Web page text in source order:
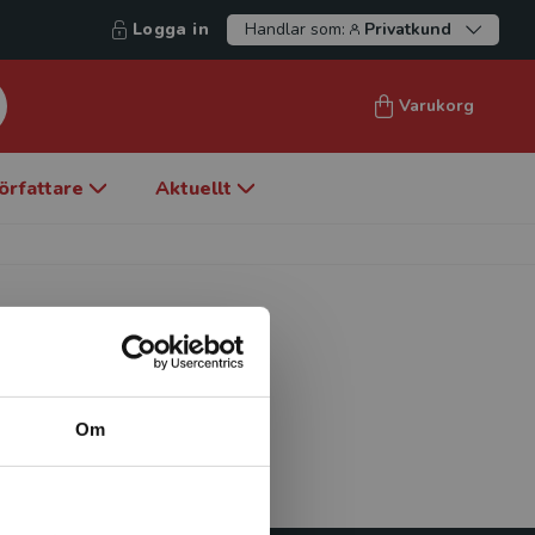
Om
Logga in Handlar som: Privatkund
Varukorg
Aktuellt